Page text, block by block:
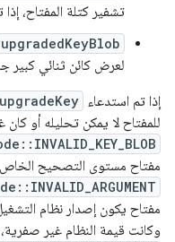
تشفير كتلة المفتاح، إذا
upgradedKeyBlob
لعرض كائن ثنائي كبير
إذا تم استدعاء upgradeKey
للمفتاح لا يمكن تحليله أو
مفتاح مستوى التصحيح الخاص
مفتاح يكون إصدار نظام
وكانت قيمة النظام غير